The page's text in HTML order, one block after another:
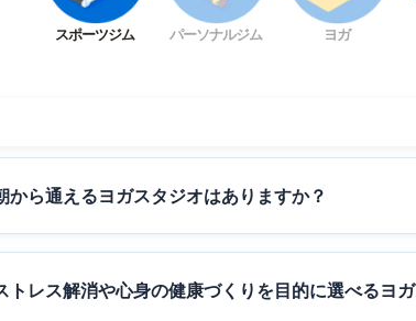
スポーツジム パーソナルジム ヨガ
から通えるヨガスタジオはありますか？
トレス解消や心身の健康づくりを目的に選べるヨ